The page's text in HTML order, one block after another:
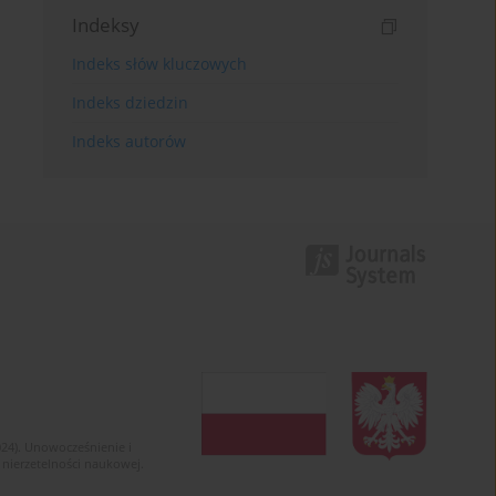
Indeksy
Indeks słów kluczowych
Indeks dziedzin
Indeks autorów